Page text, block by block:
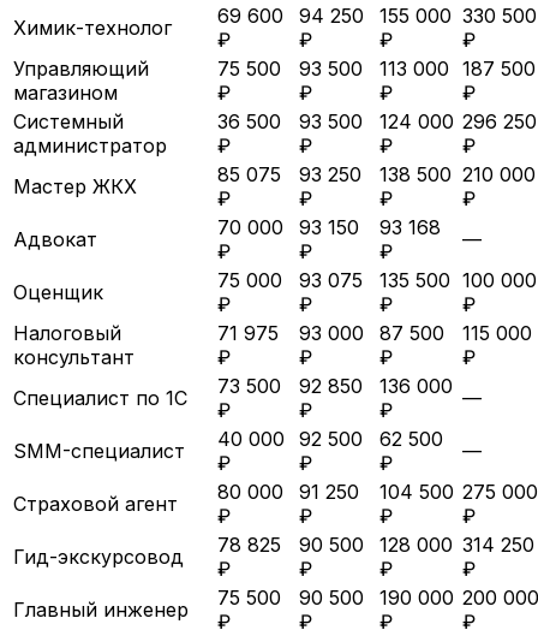
Химик-технолог
69 600
₽
94 250
₽
155 000
₽
330 500
₽
Управляющий
магазином
75 500
₽
93 500
₽
113 000
₽
187 500
₽
Системный
администратор
36 500
₽
93 500
₽
124 000
₽
296 250
₽
Мастер ЖКХ
85 075
₽
93 250
₽
138 500
₽
210 000
₽
Адвокат
70 000
₽
93 150
₽
93 168
₽
—
Оценщик
75 000
₽
93 075
₽
135 500
₽
100 000
₽
Налоговый
консультант
71 975
₽
93 000
₽
87 500
₽
115 000
₽
Специалист по 1С
73 500
₽
92 850
₽
136 000
₽
—
SMM-специалист
40 000
₽
92 500
₽
62 500
₽
—
Страховой агент
80 000
₽
91 250
₽
104 500
₽
275 000
₽
Гид-экскурсовод
78 825
₽
90 500
₽
128 000
₽
314 250
₽
Главный инженер
75 500
₽
90 500
₽
190 000
₽
200 000
₽